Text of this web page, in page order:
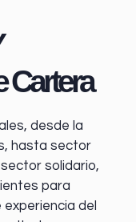
Cartera
desde la
, hasta sector
solidario,
para
del